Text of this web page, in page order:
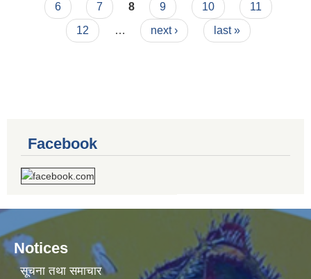
6
7 8 9 10
11
12
… next › last »
Facebook
Notices
सूचना तथा समाचार